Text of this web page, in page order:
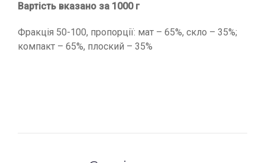
Вартість вказано за 1000 г
Фракція 50-100, пропорції: мат – 65%, скло – 35%;
компакт – 65%, плоский – 35%